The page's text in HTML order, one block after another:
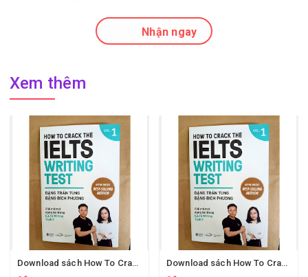
Nhận ngay
Xem thêm
Download sách How To Crack The IELTS Writing Test - Vol 1 của thầy Đặng Trần Tùng luyện thi ielts
Download sách How To Crack The Ielts Writing Test - Vol. 1 thầy Đặng Trần Tùng Ielts - Mọi Điều Cần Biết Cho Band 6, 7 và 8 IELTS Writing